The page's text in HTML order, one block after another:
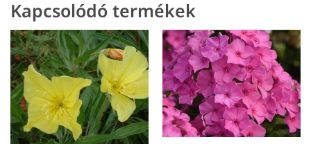
Pompás
Ligetszépe
mennyiség
Kapcsolódó termékek